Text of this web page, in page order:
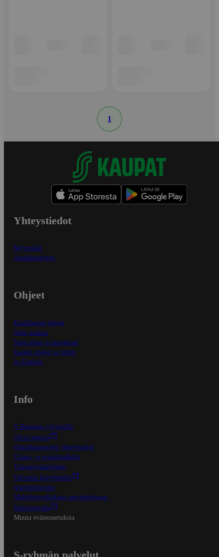
1
Yhteystiedot
Myymälät
Asiakaspalvelu
Ohjeet
Ensitilaajan ohjeet
Näin maksat
Näin tilaat ja muokkaat
Kaikki ohjeet ja vinkit
In English
Info
S-Business yrityksille
Oiva-raportit
Osuuskauppojen yhteystiedot
Tilaus- ja toimitusehdot
Tietosuojakäytäntö
Palvelun käyttöehdot
Saavutettavuus
Mobiilisovelluksen saavutettavuus
Mainostajalle
Muuta evästeasetuksia